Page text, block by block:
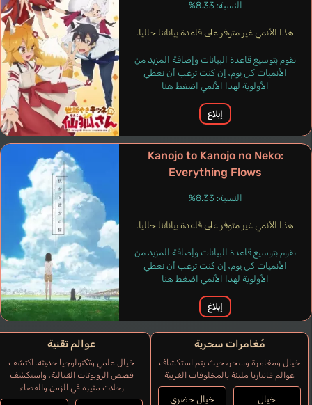
النسبة: 8.33%
هذا الأنمي غير متوفر على قاعدة بياناتنا حاليا.
نقوم بتوسيع قاعدة البيانات وإضافة المزيد من
الأنميات كل يوم، إن كنت ترغب أن نعطي
الأولوية لهذا الأنمي اضغط هنا
إبلاغ
Kanojo to Kanojo no Neko:
Everything Flows
النسبة: 8.33%
هذا الأنمي غير متوفر على قاعدة بياناتنا حاليا.
نقوم بتوسيع قاعدة البيانات وإضافة المزيد من
الأنميات كل يوم، إن كنت ترغب أن نعطي
الأولوية لهذا الأنمي اضغط هنا
إبلاغ
مُغامرات سحرية
خيال ومغامرة وسحر، حيث يتم استكشاف
عوالم فانتازيا مليئة بالمخلوقات الغريبة
خيال خيال حضري
عوالم تقنية
خيال علمي وتكنولوجيا حديثة. اكتشف
قصص الروبوتات القتالية، واستكشف
رحلات مثيرة في الزمن والفضاء